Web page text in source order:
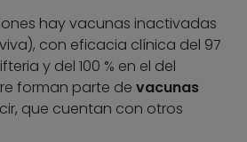
hay vacunas inactivadas
con eficacia clínica del 97
y del 100 % en el del
forman parte de vacunas
que cuentan con otros